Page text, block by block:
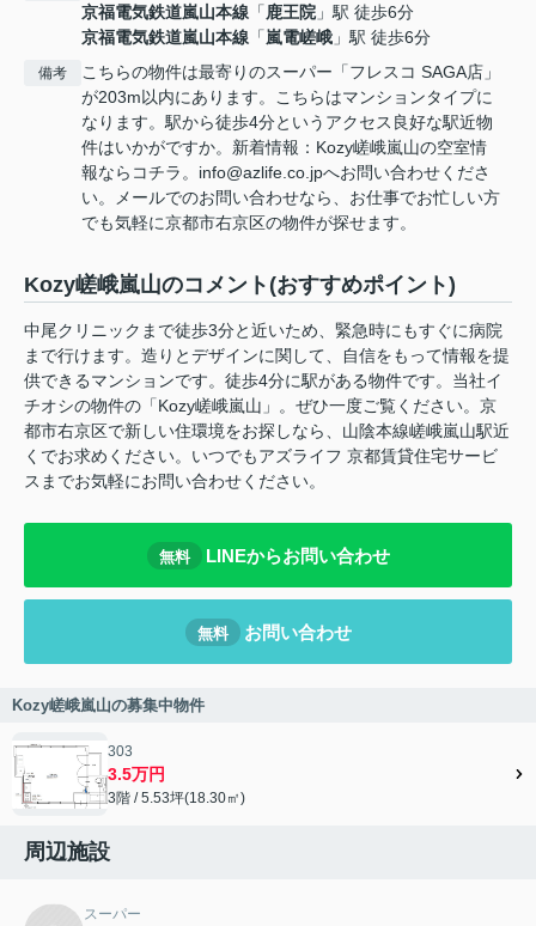
京福電気鉄道嵐山本線 「鹿王院 」駅 徒歩6分
京福電気鉄道嵐山本線 「嵐電嵯峨 」駅 徒歩6分
備考
こちらの物件は最寄りのスーパー「フレスコ SAGA店」
が203m以内にあります。こちらはマンションタイプに
なります。駅から徒歩4分というアクセス良好な駅近物
件はいかがですか。新着情報：Kozy嵯峨嵐山の空室情
報ならコチラ。info@azlife.co.jpへお問い合わせくださ
い。メールでのお問い合わせなら、お仕事でお忙しい方
でも気軽に京都市右京区の物件が探せます。
Kozy嵯峨嵐山のコメント(おすすめポイント)
中尾クリニックまで徒歩3分と近いため、緊急時にもすぐに病院
まで行けます。造りとデザインに関して、自信をもって情報を提
供できるマンションです。徒歩4分に駅がある物件です。当社イ
チオシの物件の「Kozy嵯峨嵐山」。ぜひ一度ご覧ください。京
都市右京区で新しい住環境をお探しなら、山陰本線嵯峨嵐山駅近
くでお求めください。いつでもアズライフ 京都賃貸住宅サービ
スまでお気軽にお問い合わせください。
無料 LINEからお問い合わせ
無料 お問い合わせ
Kozy嵯峨嵐山の募集中物件
303
3.5万円
3階 / 5.53坪(18.30㎡)
周辺施設
スーパー